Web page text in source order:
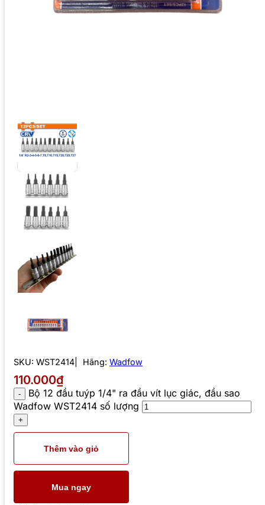
SKU: WST2414 Hãng: Wadfow
110.000₫
Bộ 12 đầu tuýp 1/4" ra đầu vít lục giác, đầu sao
Wadfow WST2414 số lượng
Thêm vào giỏ
Mua ngay